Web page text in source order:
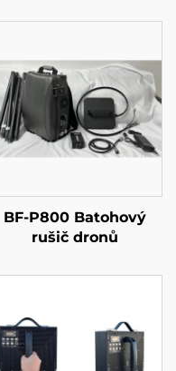
BF-P800 Batohový
rušič dronů